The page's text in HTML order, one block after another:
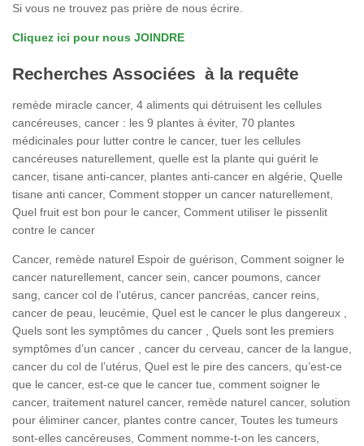
Si vous ne trouvez pas prière de nous écrire.
Cliquez ici pour nous JOINDRE
Recherches Associées à la requête
remède miracle cancer, 4 aliments qui détruisent les cellules
cancéreuses, cancer : les 9 plantes à éviter, 70 plantes
médicinales pour lutter contre le cancer, tuer les cellules
cancéreuses naturellement, quelle est la plante qui guérit le
cancer, tisane anti-cancer, plantes anti-cancer en algérie, Quelle
tisane anti cancer, Comment stopper un cancer naturellement,
Quel fruit est bon pour le cancer, Comment utiliser le pissenlit
contre le cancer
Cancer, remède naturel Espoir de guérison, Comment soigner le
cancer naturellement, cancer sein, cancer poumons, cancer
sang, cancer col de l’utérus, cancer pancréas, cancer reins,
cancer de peau, leucémie, Quel est le cancer le plus dangereux ,
Quels sont les symptômes du cancer , Quels sont les premiers
symptômes d’un cancer , cancer du cerveau, cancer de la langue,
cancer du col de l’utérus, Quel est le pire des cancers, qu’est-ce
que le cancer, est-ce que le cancer tue, comment soigner le
cancer, traitement naturel cancer, remède naturel cancer, solution
pour éliminer cancer, plantes contre cancer, Toutes les tumeurs
sont-elles cancéreuses, Comment nomme-t-on les cancers,